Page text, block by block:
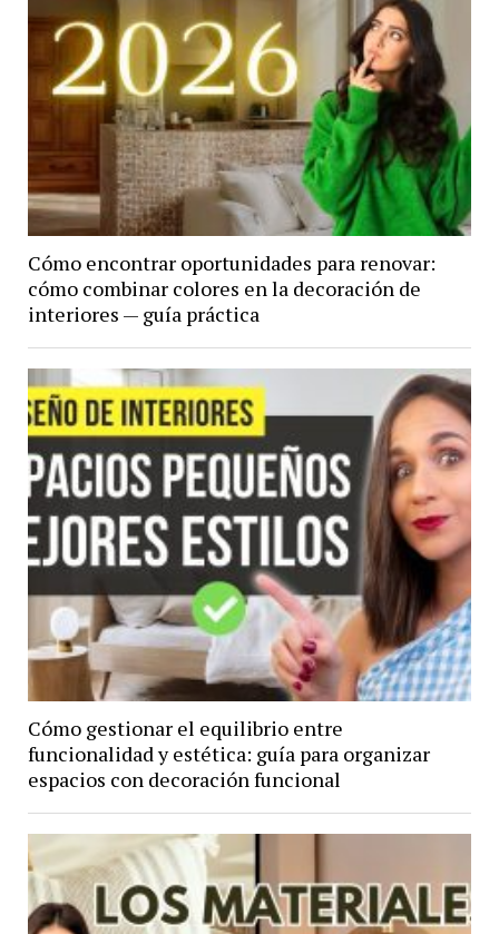
Cómo encontrar oportunidades para renovar:
cómo combinar colores en la decoración de
interiores — guía práctica
Cómo gestionar el equilibrio entre
funcionalidad y estética: guía para organizar
espacios con decoración funcional